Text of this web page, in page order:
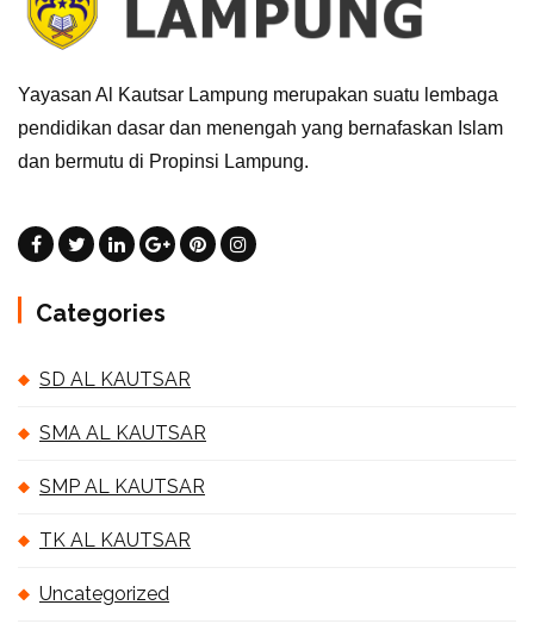
Yayasan Al Kautsar Lampung merupakan suatu lembaga
pendidikan dasar dan menengah yang bernafaskan Islam
dan bermutu di Propinsi Lampung.
Categories
SD AL KAUTSAR
SMA AL KAUTSAR
SMP AL KAUTSAR
TK AL KAUTSAR
Uncategorized